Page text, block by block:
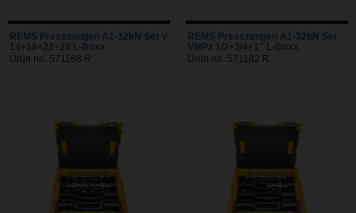
REMS Presszangen A1-32kN Set V
14+16+22+28 L-Boxx
Ürün no. 571168 R
REMS Presszangen A1-32kN Set
VMPz 1/2+3/4+1" L-Boxx
Ürün no. 571182 R